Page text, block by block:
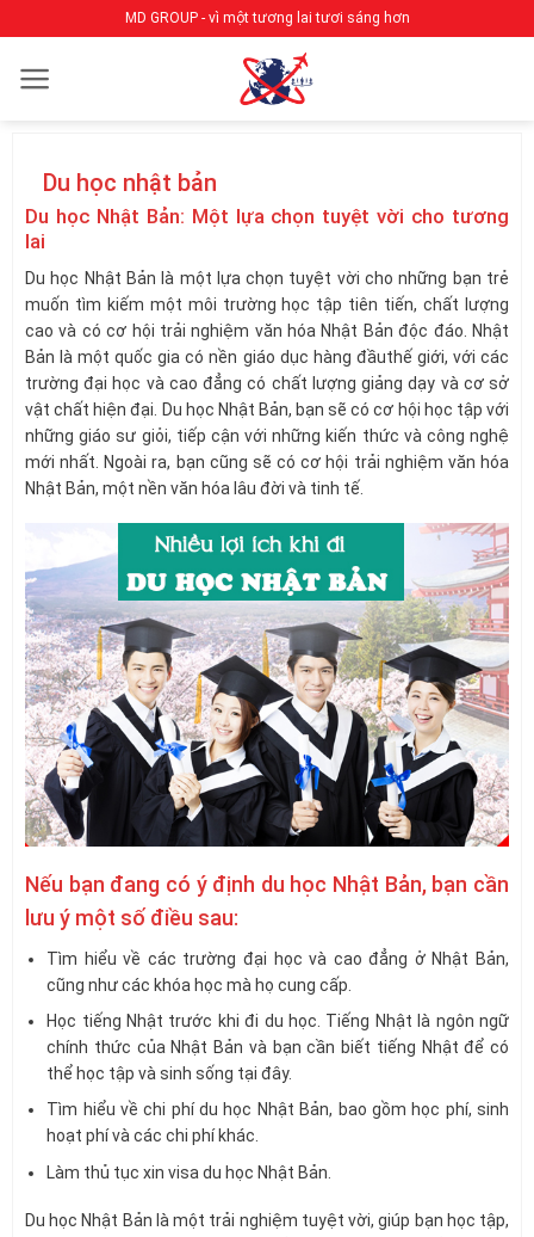
qua
nội
MD GROUP - vì một tương lai tươi sáng hơn
Du học nhật bản
Du học Nhật Bản: Một lựa chọn tuyệt vời cho tương
lai
Du học Nhật Bản là một lựa chọn tuyệt vời cho những bạn trẻ
muốn tìm kiếm một môi trường học tập tiên tiến, chất lượng
cao và có cơ hội trải nghiệm văn hóa Nhật Bản độc đáo. Nhật
Bản là một quốc gia có nền giáo dục hàng đầuthế giới, với các
trường đại học và cao đẳng có chất lượng giảng dạy và cơ sở
vật chất hiện đại. Du học Nhật Bản, bạn sẽ có cơ hội học tập với
những giáo sư giỏi, tiếp cận với những kiến thức và công nghệ
mới nhất. Ngoài ra, bạn cũng sẽ có cơ hội trải nghiệm văn hóa
Nhật Bản, một nền văn hóa lâu đời và tinh tế.
Nếu bạn đang có ý định du học Nhật Bản, bạn cần
lưu ý một số điều sau:
Tìm hiểu về các trường đại học và cao đẳng ở Nhật Bản,
cũng như các khóa học mà họ cung cấp.
Học tiếng Nhật trước khi đi du học. Tiếng Nhật là ngôn ngữ
chính thức của Nhật Bản và bạn cần biết tiếng Nhật để có
thể học tập và sinh sống tại đây.
Tìm hiểu về chi phí du học Nhật Bản, bao gồm học phí, sinh
hoạt phí và các chi phí khác.
Làm thủ tục xin visa du học Nhật Bản.
Du học Nhật Bản là một trải nghiệm tuyệt vời, giúp bạn học tập,